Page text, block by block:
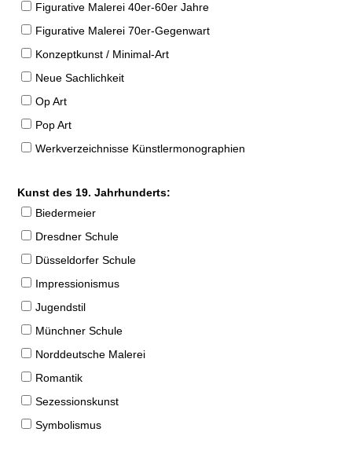
Figurative Malerei 40er-60er Jahre
Figurative Malerei 70er-Gegenwart
Konzeptkunst / Minimal-Art
Neue Sachlichkeit
Op Art
Pop Art
Werkverzeichnisse Künstlermonographien
Kunst des 19. Jahrhunderts:
Biedermeier
Dresdner Schule
Düsseldorfer Schule
Impressionismus
Jugendstil
Münchner Schule
Norddeutsche Malerei
Romantik
Sezessionskunst
Symbolismus